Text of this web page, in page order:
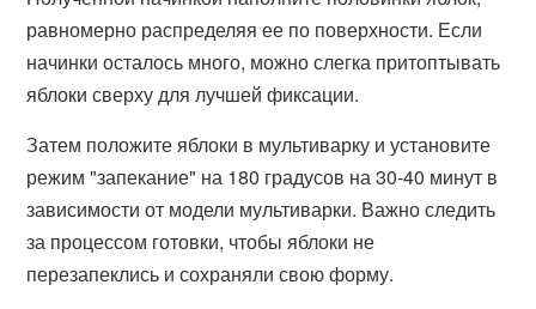
равномерно распределяя ее по поверхности. Если
начинки осталось много, можно слегка притоптывать
яблоки сверху для лучшей фиксации.
Затем положите яблоки в мультиварку и установите
режим "запекание" на 180 градусов на 30-40 минут в
зависимости от модели мультиварки. Важно следить
за процессом готовки, чтобы яблоки не
перезапеклись и сохраняли свою форму.